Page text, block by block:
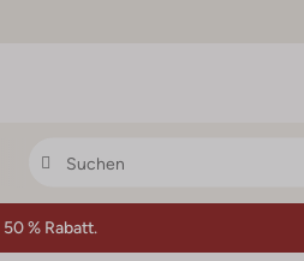
50 % Rabatt.